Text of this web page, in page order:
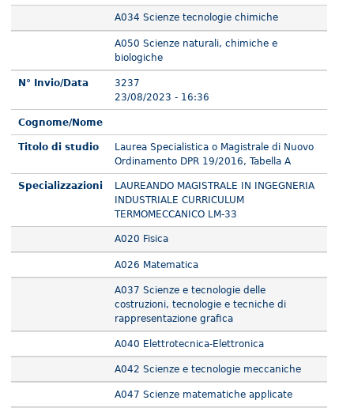
A034 Scienze tecnologie chimiche
A050 Scienze naturali, chimiche e
biologiche
N° Invio/Data
3237
23/08/2023 - 16:36
Cognome/Nome
Titolo di studio
Laurea Specialistica o Magistrale di Nuovo
Ordinamento DPR 19/2016, Tabella A
Specializzazioni
LAUREANDO MAGISTRALE IN INGEGNERIA
INDUSTRIALE CURRICULUM
TERMOMECCANICO LM-33
A020 Fisica
A026 Matematica
A037 Scienze e tecnologie delle
costruzioni, tecnologie e tecniche di
rappresentazione grafica
A040 Elettrotecnica-Elettronica
A042 Scienze e tecnologie meccaniche
A047 Scienze matematiche applicate